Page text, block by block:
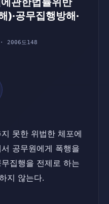
)·공무집행방해·
2006도148
못한 위법한 체포에
공무원에게 폭행을
집행을 전제로 하는
지 않는다.